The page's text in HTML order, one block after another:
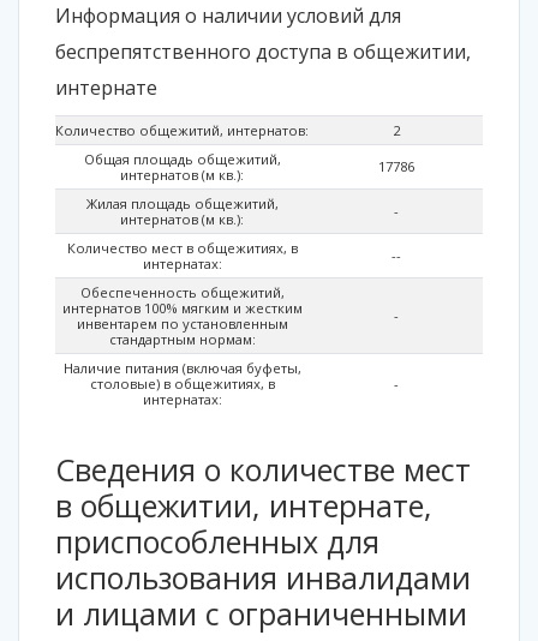
Информация о наличии условий для
беспрепятственного доступа в общежитии,
интернате
Количество общежитий, интернатов:
2
Общая площадь общежитий,
интернатов (м кв.):
17786
Жилая площадь общежитий,
интернатов (м кв.):
-
Количество мест в общежитиях, в
интернатах:
--
Обеспеченность общежитий,
интернатов 100% мягким и жестким
инвентарем по установленным
стандартным нормам:
-
Наличие питания (включая буфеты,
столовые) в общежитиях, в
интернатах:
-
Сведения о количестве мест
в общежитии, интернате,
приспособленных для
использования инвалидами
и лицами с ограниченными